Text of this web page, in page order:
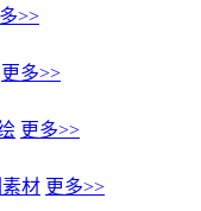
>>
更多>>
更多>>
材 更多>>